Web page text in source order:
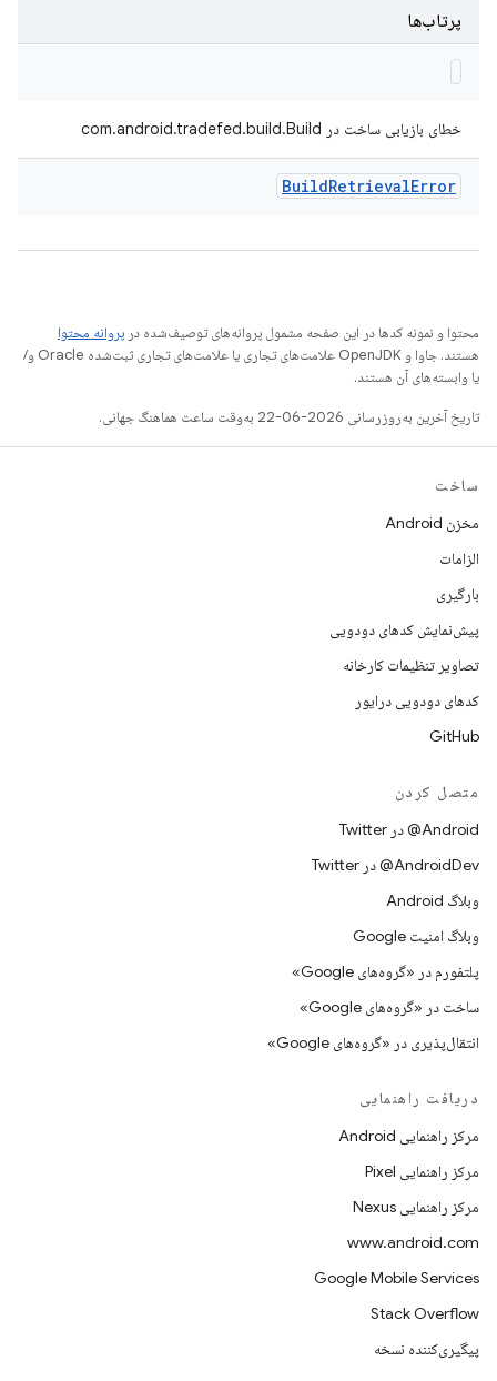
پرتاب‌ها
خطای بازیابی ساخت در com.android.tradefed.build.Build
BuildRetrievalError
محتوا و نمونه کدها در این صفحه مشمول پروانه‌های توصیف‌شده در پروانه محتوا
هستند. جاوا و OpenJDK علامت‌های تجاری یا علامت‌های تجاری ثبت‌شده Oracle و/
یا وابسته‌های آن هستند.
تاریخ آخرین به‌روزرسانی 2026-06-22 به‌وقت ساعت هماهنگ جهانی.
ساخت
مخزن Android
الزامات
بارگیری
پیش‌نمایش کدهای دودویی
تصاویر تنظیمات کارخانه
کدهای دودویی درایور
GitHub
متصل کردن
Android@ در Twitter
AndroidDev@ در Twitter
وبلاگ Android
وبلاگ امنیت Google
پلتفورم در «گروه‌های Google»
ساخت در «گروه‌های Google»
انتقال‌پذیری در «گروه‌های Google»
دریافت راهنمایی
مرکز راهنمایی Android
مرکز راهنمایی Pixel
مرکز راهنمایی Nexus
www.android.com
Google Mobile Services
Stack Overflow
پیگیری‌کننده نسخه